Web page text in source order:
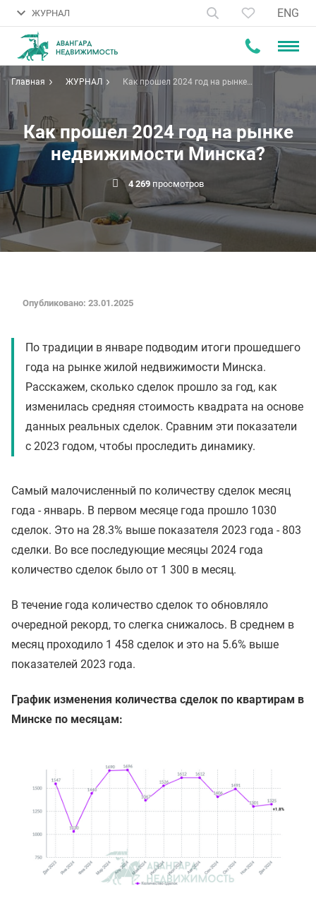
ЖУРНАЛ ENG
Главная ЖУРНАЛ
Как прошел 2024 год на рынке
недвижимости Минска?
Как прошел 2024 год на рынке
недвижимости Минска?
4 269 просмотров
Опубликовано: 23.01.2025
По традиции в январе подводим итоги прошедшего
года на рынке жилой недвижимости Минска.
Расскажем, сколько сделок прошло за год, как
изменилась средняя стоимость квадрата на основе
данных реальных сделок. Сравним эти показатели
с 2023 годом, чтобы проследить динамику.
Самый малочисленный по количеству сделок месяц
года - январь. В первом месяце года прошло 1030
сделок. Это на 28.3% выше показателя 2023 года - 803
сделки. Во все последующие месяцы 2024 года
количество сделок было от 1 300 в месяц.
В течение года количество сделок то обновляло
очередной рекорд, то слегка снижалось. В среднем в
месяц проходило 1 458 сделок и это на 5.6% выше
показателей 2023 года.
График изменения количества сделок по квартирам в
Минске по месяцам: